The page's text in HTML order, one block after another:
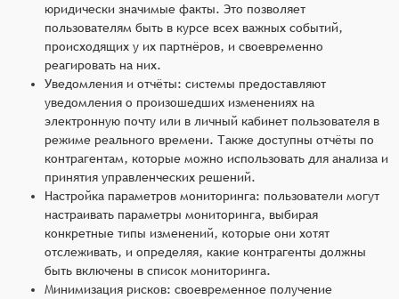
юридически значимые факты. Это позволяет
пользователям быть в курсе всех важных событий,
происходящих у их партнёров, и своевременно
реагировать на них.
Уведомления и отчёты: системы предоставляют
уведомления о произошедших изменениях на
электронную почту или в личный кабинет пользователя в
режиме реального времени. Также доступны отчёты по
контрагентам, которые можно использовать для анализа и
принятия управленческих решений.
Настройка параметров мониторинга: пользователи могут
настраивать параметры мониторинга, выбирая
конкретные типы изменений, которые они хотят
отслеживать, и определяя, какие контрагенты должны
быть включены в список мониторинга.
Минимизация рисков: своевременное получение